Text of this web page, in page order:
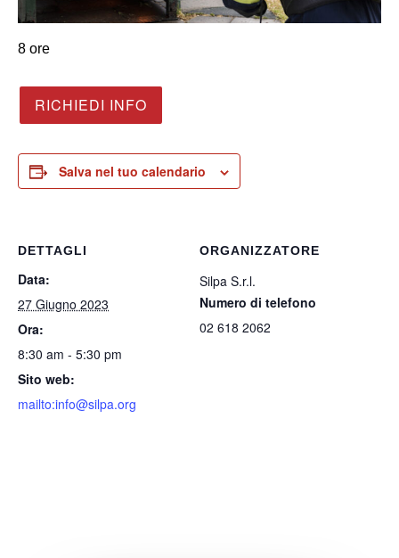
8 ore
RICHIEDI INFO
Salva nel tuo calendario
DETTAGLI
Data:
27 Giugno 2023
Ora:
8:30 am - 5:30 pm
Sito web:
mailto:info@silpa.org
ORGANIZZATORE
Silpa S.r.l.
Numero di telefono
02 618 2062